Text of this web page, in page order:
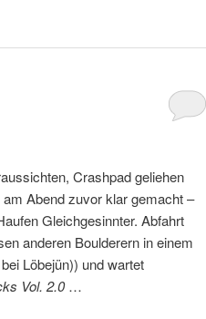
Crashpad geliehen
Abend zuvor klar gemacht –
Gleichgesinnter. Abfahrt
anderen Boulderern in einem
Löbejün)) und wartet
Vol. 2.0…